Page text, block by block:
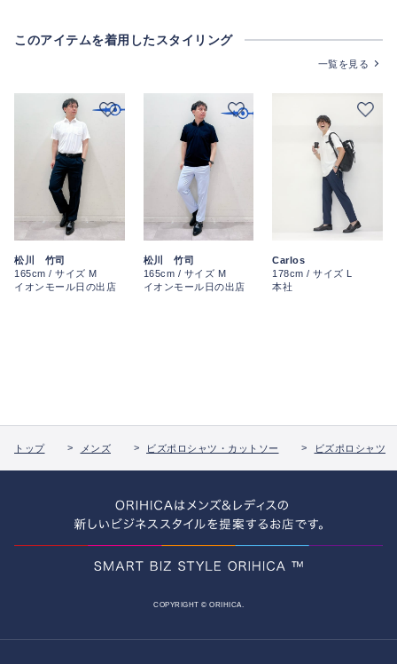
このアイテムを着用したスタイリング
一覧を見る
松川 竹司
165cm / サイズ M
イオンモール日の出店
松川 竹司
165cm / サイズ M
イオンモール日の出店
Carlos
178cm / サイズ L
本社
トップ メンズ ビズポロシャツ・カットソー ビズポロシャツ
COPYRIGHT © ORIHICA.